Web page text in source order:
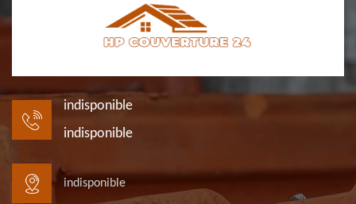
indisponible
indisponible
indisponible